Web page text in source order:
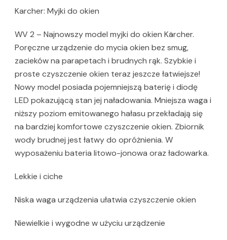
Karcher: Myjki do okien
WV 2 – Najnowszy model myjki do okien Kärcher.
Poręczne urządzenie do mycia okien bez smug,
zacieków na parapetach i brudnych rąk. Szybkie i
proste czyszczenie okien teraz jeszcze łatwiejsze!
Nowy model posiada pojemniejszą baterię i diodę
LED pokazującą stan jej naładowania. Mniejsza waga i
niższy poziom emitowanego hałasu przekładają się
na bardziej komfortowe czyszczenie okien. Zbiornik
wody brudnej jest łatwy do opróżnienia. W
wyposażeniu bateria litowo-jonowa oraz ładowarka.
Lekkie i ciche
Niska waga urządzenia ułatwia czyszczenie okien
Niewielkie i wygodne w użyciu urządzenie